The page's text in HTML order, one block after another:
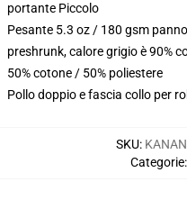
portante Piccolo
Pesante 5.3 oz / 180 gsm
preshrunk, calore grigio è 90%
50% cotone / 50% poliestere
Pollo doppio e fascia collo per
SKU:
Categorie: